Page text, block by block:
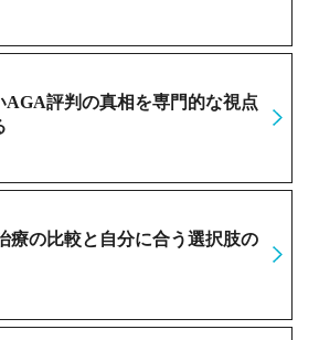
AGA評判の真相を専門的な視点
療の比較と自分に合う選択肢の